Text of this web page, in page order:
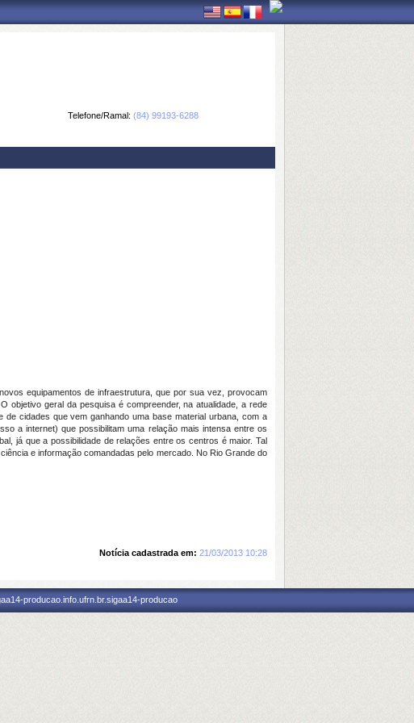
Telefone/Ramal: (84) 99193-6288
equipamentos de infraestrutura, que por sua vez, provocam
objetivo geral da pesquisa é compreender, na atualidade, a rede
cidades que vem ganhando uma base material urbana, com a
a internet) que possibilitam uma relação mais intensa entre os
já que a possibilidade de relações entre os centros é maior. Tal
e informação comandadas pelo mercado. No Rio Grande do
Notícia cadastrada em: 21/03/2013 10:28
producao.info.ufrn.br.sigaa14-producao